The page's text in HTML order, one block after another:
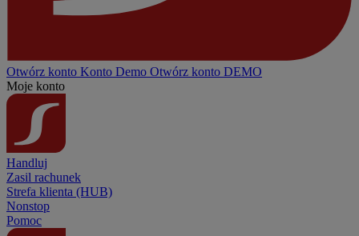
Otwórz konto Konto Demo Otwórz konto DEMO
Moje konto
Handluj
Zasil rachunek
Strefa klienta (HUB)
Nonstop
Pomoc